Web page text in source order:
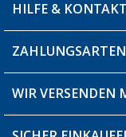
Blog
Produkttester
Über uns
HILFE & KONTAKT
Fragen & Antworten /
Versandinformationen
ZAHLUNGSARTEN
WIR VERSENDEN